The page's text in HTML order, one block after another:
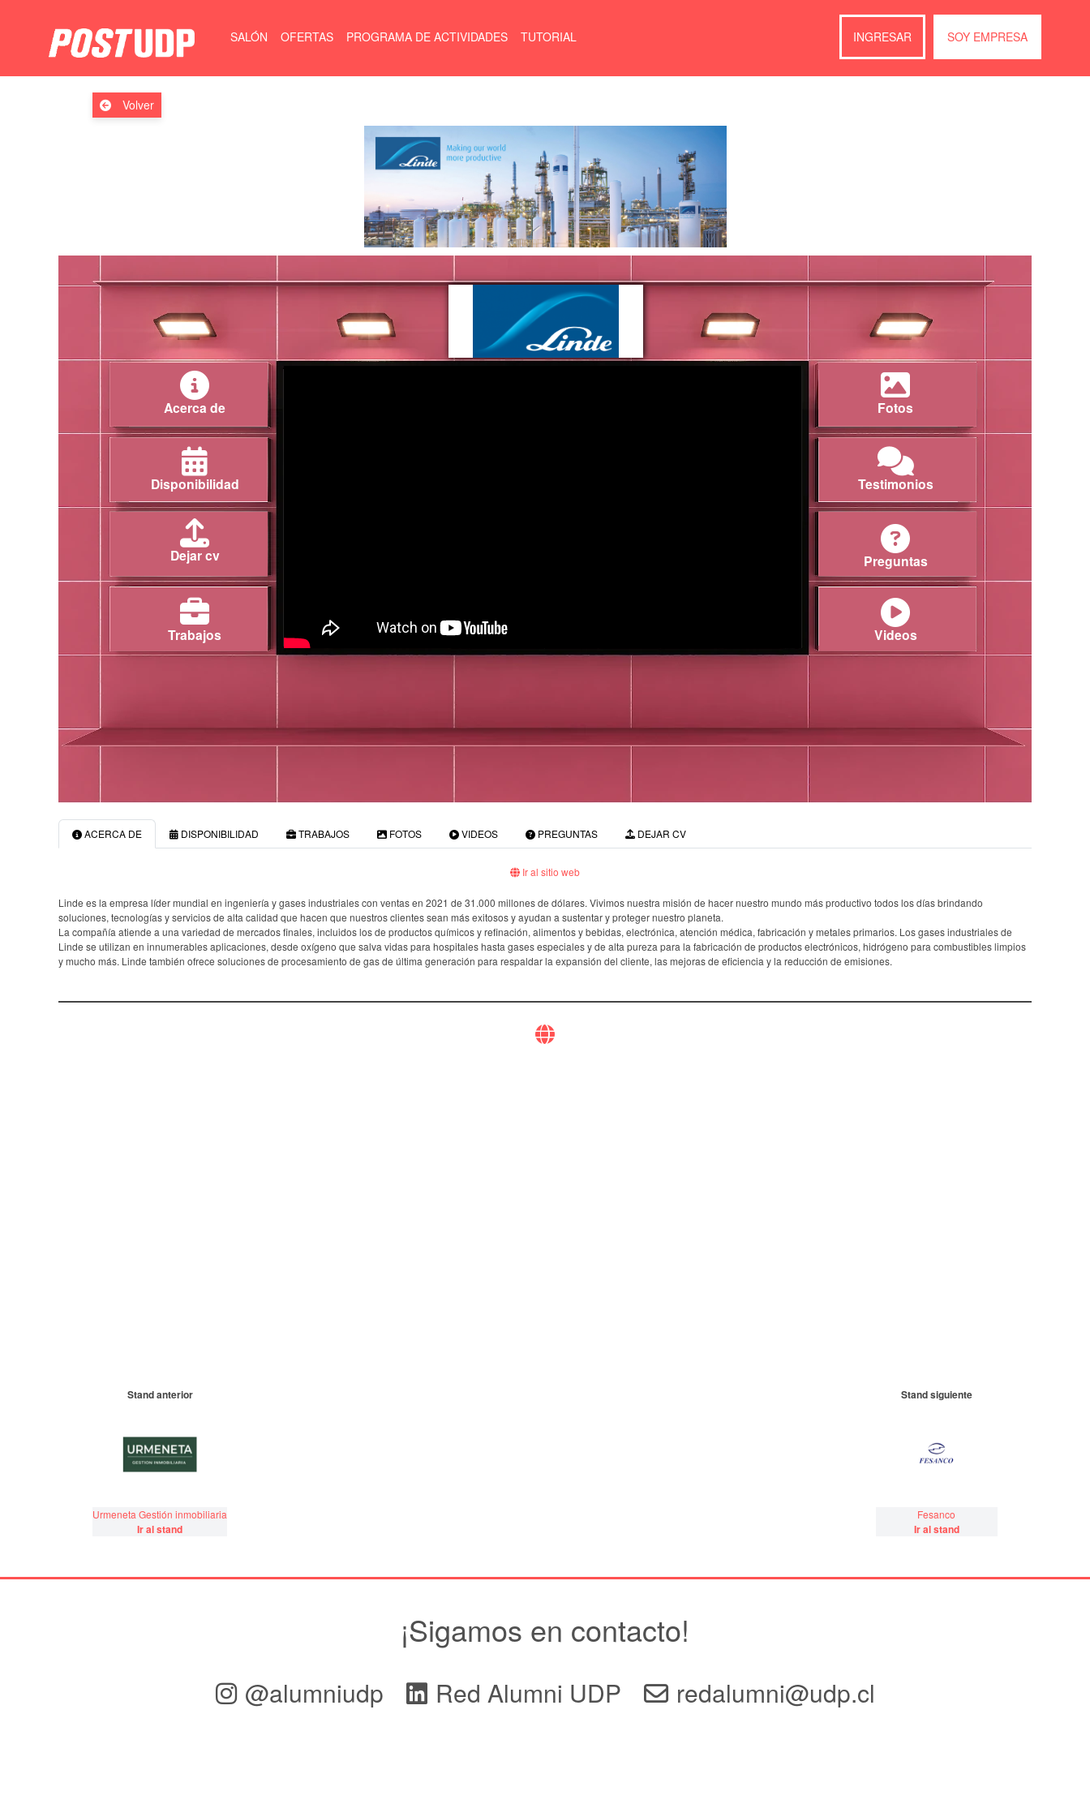
SALÓN OFERTAS PROGRAMA DE ACTIVIDADES TUTORIAL INGRESAR SOY EMPRESA
Volver
Acerca de
Disponibilidad
Dejar cv
Trabajos
Fotos
Testimonios
Preguntas
Videos
ACERCA DE DISPONIBILIDAD TRABAJOS FOTOS VIDEOS PREGUNTAS DEJAR CV
Ir al sitio web
Linde es la empresa líder mundial en ingeniería y gases industriales con ventas en 2021 de 31.000 millones de dólares. Vivimos nuestra misión de hacer nuestro mundo más productivo todos los días brindando
soluciones, tecnologías y servicios de alta calidad que hacen que nuestros clientes sean más exitosos y ayudan a sustentar y proteger nuestro planeta.
La compañía atiende a una variedad de mercados finales, incluidos los de productos químicos y refinación, alimentos y bebidas, electrónica, atención médica, fabricación y metales primarios. Los gases industriales de
Linde se utilizan en innumerables aplicaciones, desde oxígeno que salva vidas para hospitales hasta gases especiales y de alta pureza para la fabricación de productos electrónicos, hidrógeno para combustibles limpios
y mucho más. Linde también ofrece soluciones de procesamiento de gas de última generación para respaldar la expansión del cliente, las mejoras de eficiencia y la reducción de emisiones.
Stand anterior
Urmeneta Gestión inmobiliaria
Ir al stand
Stand siguiente
Fesanco
Ir al stand
¡Sigamos en contacto!
@alumniudp Red Alumni UDP redalumni@udp.cl